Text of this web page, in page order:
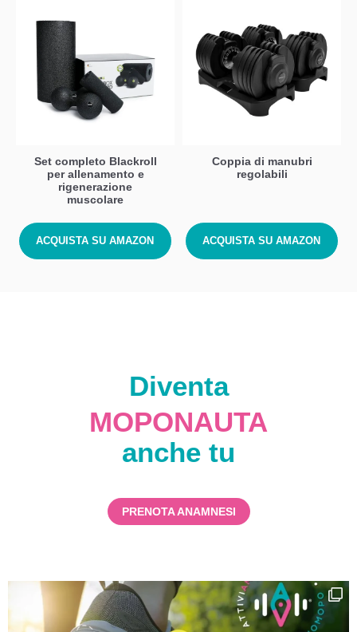
Set completo Blackroll
per allenamento e
rigenerazione
muscolare
ACQUISTA SU AMAZON
Coppia di manubri
regolabili
ACQUISTA SU AMAZON
Diventa
MOPONAUTA
anche tu
PRENOTA ANAMNESI